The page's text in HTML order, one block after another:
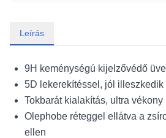
Leírás
9H keménységú kijelzővédő
5D lekerekítéssel, jól
Tokbarát kialakítás, ultra vékony
Olephobe réteggel ellátva a
ellen